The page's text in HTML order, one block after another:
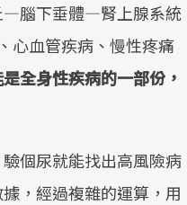
—腦下垂體—腎上腺系統
心血管疾病、慢性疼痛
全身性疾病的一部份，
個尿就能找出高風險病
，經過複雜的運算，用
康管理的重要起點。
前往專題
前往專題